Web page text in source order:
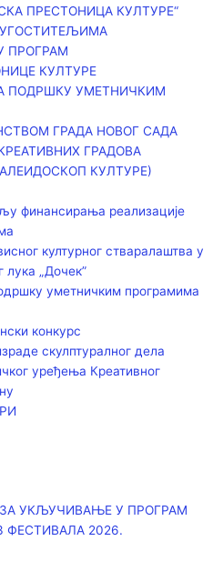
ПРЕСТОНИЦА КУЛТУРЕ“
ПРОГРАМ
КУЛТУРЕ
ПОДРШКУ УМЕТНИЧКИМ
ГРАДА НОВОГ САДА
ГРАДОВА
КУЛТУРЕ)
финансирања реализације
културног стваралаштва у
лука „Дочек”
уметничким програмима
конкурс
скулптуралног дела
уређења Креативног
УКЉУЧИВАЊЕ У ПРОГРАМ
ФЕСТИВАЛА 2026.